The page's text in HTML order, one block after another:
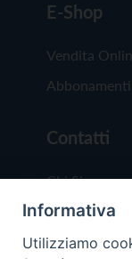
E-Shop
Vendita
Abbonamenti
Contatti
Chi Siamo
Redazione
Scrivici
Informativa
Utilizziamo